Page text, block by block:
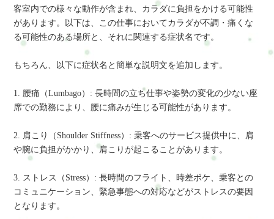
客室内での様々な動作が含まれ、カラダに負担をかける可能性
があります。以下は、この仕事においてカラダが不調・痛くな
る可能性のある場所と、それに関連する症状名です。
もちろん、以下に症状名と簡単な説明文を追加します。
1. 腰痛（Lumbago）: 長時間の立ち仕事や姿勢の変化の少ない座
席での勤務により、腰に痛みが生じる可能性があります。
2. 肩こり（Shoulder Stiffness）: 乗客へのサービス提供中に、肩
や腕に負担がかかり、肩こりが起こることがあります。
3. ストレス（Stress）: 長時間のフライト、時差ボケ、乗客との
コミュニケーション、緊急事態への対応などがストレスの要因
となります。